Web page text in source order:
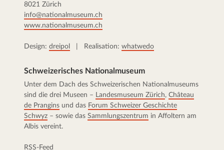
8021 Zürich
info@nationalmuseum.ch
www.nationalmuseum.ch
Design: dreipol | Realisation: whatwedo
Schweizerisches Nationalmuseum
Unter dem Dach des Schweizerischen Nationalmuseums
sind die drei Museen – Landesmuseum Zürich, Château
de Prangins und das Forum Schweizer Geschichte
Schwyz – sowie das Sammlungszentrum in Affoltern am
Albis vereint.
RSS-Feed